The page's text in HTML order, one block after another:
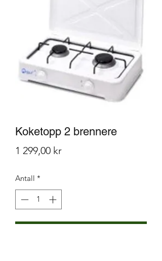
Koketopp 2 brennere
1 299,00 krPris
Antall *